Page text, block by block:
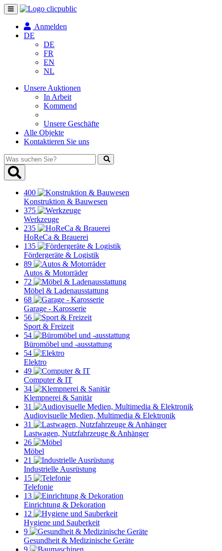
Navigation
umschalten
Anmelden
DE
DE
FR
EN
NL
Unsere Auktionen
In Arbeit
Kommend
Unsere Geschäfte
Alle Objekte
Kontaktieren Sie uns
Was
suchen
Sie?
400
Konstruktion & Bauwesen
375
Werkzeuge
235
HoReCa & Brauerei
135
Fördergeräte & Logistik
89
Autos & Motorräder
72
Möbel & Ladenausstattung
68
Garage - Karosserie
56
Sport & Freizeit
54
Büromöbel und -ausstattung
54
Elektro
49
Computer & IT
34
Klempnerei & Sanitär
31
Audiovisuelle Medien, Multimedia & Elektronik
31
Lastwagen, Nutzfahrzeuge & Anhänger
26
Möbel
21
Industrielle Ausrüstung
15
Telefonie
13
Einrichtung & Dekoration
12
Hygiene und Sauberkeit
9
Gesundheit & Medizinische Geräte
9